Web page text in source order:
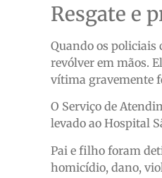
Resgate e
Quando os policiais
revólver em mãos.
vítima gravemente
O Serviço de
levado ao Hospital
Pai e filho foram
homicídio, dano,